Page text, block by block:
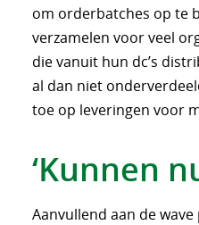
om orderbatches op te
verzamelen voor veel
die vanuit hun dc’s
al dan niet
toe op leveringen voor
‘Kunnen
Aanvullend aan de